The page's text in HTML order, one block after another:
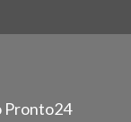
Pronto24